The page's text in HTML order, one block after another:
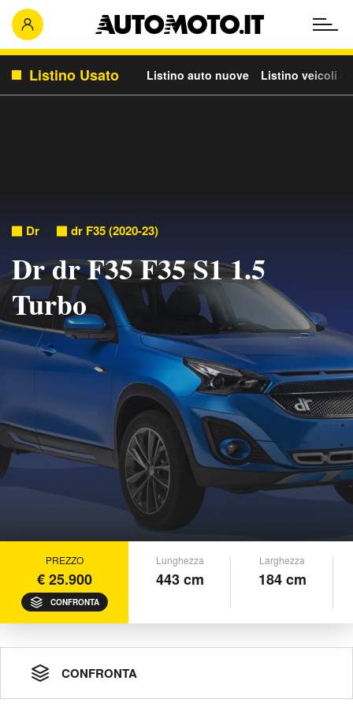
Listino Usato Listino auto nuove Listino veicoli
Dr dr F35 (2020-23)
Dr dr F35 F35 S1 1.5
Turbo
PREZZO
€ 25.900
CONFRONTA
Lunghezza
443 cm
Larghezza
184 cm
CONFRONTA